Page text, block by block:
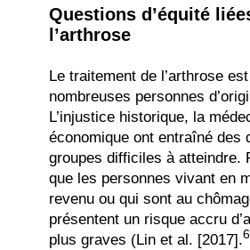
Questions d’équité
l’arthrose
Le traitement de l’arthrose
nombreuses personnes
L’injustice historique, la
économique ont entraîné des
groupes difficiles à atteindre.
que les personnes vivant en
revenu ou qui sont au
présentent un risque accru
plus graves (Lin et al. [2017].6